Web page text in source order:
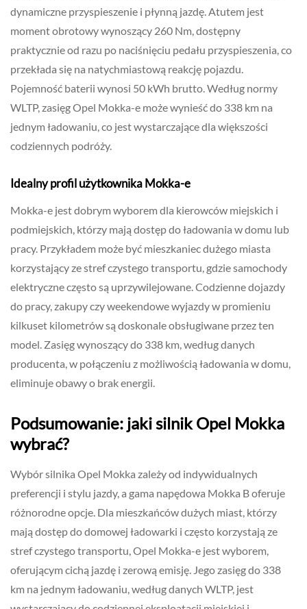
dynamiczne przyspieszenie i płynną jazdę. Atutem jest
moment obrotowy wynoszący 260 Nm, dostępny
praktycznie od razu po naciśnięciu pedału przyspieszenia, co
przekłada się na natychmiastową reakcję pojazdu.
Pojemność baterii wynosi 50 kWh brutto. Według normy
WLTP, zasięg Opel Mokka-e może wynieść do 338 km na
jednym ładowaniu, co jest wystarczające dla większości
codziennych podróży.
Idealny profil użytkownika Mokka-e
Mokka-e jest dobrym wyborem dla kierowców miejskich i
podmiejskich, którzy mają dostęp do ładowania w domu lub
pracy. Przykładem może być mieszkaniec dużego miasta
korzystający ze stref czystego transportu, gdzie samochody
elektryczne często są uprzywilejowane. Codzienne dojazdy
do pracy, zakupy czy weekendowe wyjazdy w promieniu
kilkuset kilometrów są doskonale obsługiwane przez ten
model. Zasięg wynoszący do 338 km, według danych
producenta, w połączeniu z możliwością ładowania w domu,
eliminuje obawy o brak energii.
Podsumowanie: jaki silnik Opel Mokka
wybrać?
Wybór silnika Opel Mokka zależy od indywidualnych
preferencji i stylu jazdy, a gama napędowa Mokka B oferuje
różnorodne opcje. Dla mieszkańców dużych miast, którzy
mają dostęp do domowej ładowarki i często korzystają ze
stref czystego transportu, Opel Mokka-e jest wyborem,
oferującym cichą jazdę i zerową emisję. Jego zasięg do 338
km na jednym ładowaniu, według danych WLTP, jest